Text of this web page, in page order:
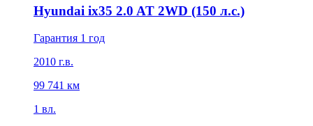
Hyundai ix35 2.0 AT 2WD (150 л.с.)
Гарантия 1 год
2010 г.в.
99 741 км
1 вл.